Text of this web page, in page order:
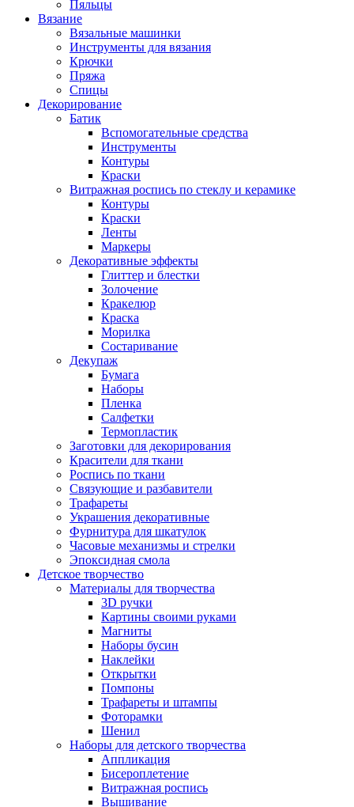
Пяльцы
Вязание
Вязальные машинки
Инструменты для вязания
Крючки
Пряжа
Спицы
Декорирование
Батик
Вспомогательные средства
Инструменты
Контуры
Краски
Витражная роспись по стеклу и керамике
Контуры
Краски
Ленты
Маркеры
Декоративные эффекты
Глиттер и блестки
Золочение
Кракелюр
Краска
Морилка
Состаривание
Декупаж
Бумага
Наборы
Пленка
Салфетки
Термопластик
Заготовки для декорирования
Красители для ткани
Роспись по ткани
Связующие и разбавители
Трафареты
Украшения декоративные
Фурнитура для шкатулок
Часовые механизмы и стрелки
Эпоксидная смола
Детское творчество
Материалы для творчества
3D ручки
Картины своими руками
Магниты
Наборы бусин
Наклейки
Открытки
Помпоны
Трафареты и штампы
Фоторамки
Шенил
Наборы для детского творчества
Аппликация
Бисероплетение
Витражная роспись
Вышивание